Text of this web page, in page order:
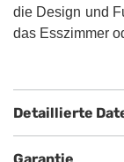
die Design und
das Esszimmer
Detaillierte